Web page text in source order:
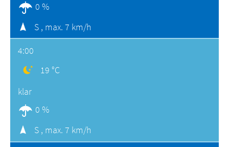
0 %
S , max. 7 km/h
4:00
19 °C
klar
0 %
S , max. 7 km/h